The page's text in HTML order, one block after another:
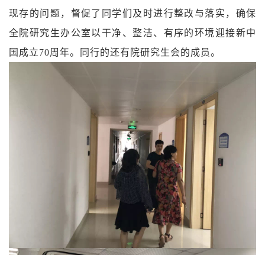
现存的问题，督促了同学们及时进行整改与落实，确保
全院研究生办公室以干净、整洁、有序的环境迎接新中
国成立70周年。同行的还有院研究生会的成员。